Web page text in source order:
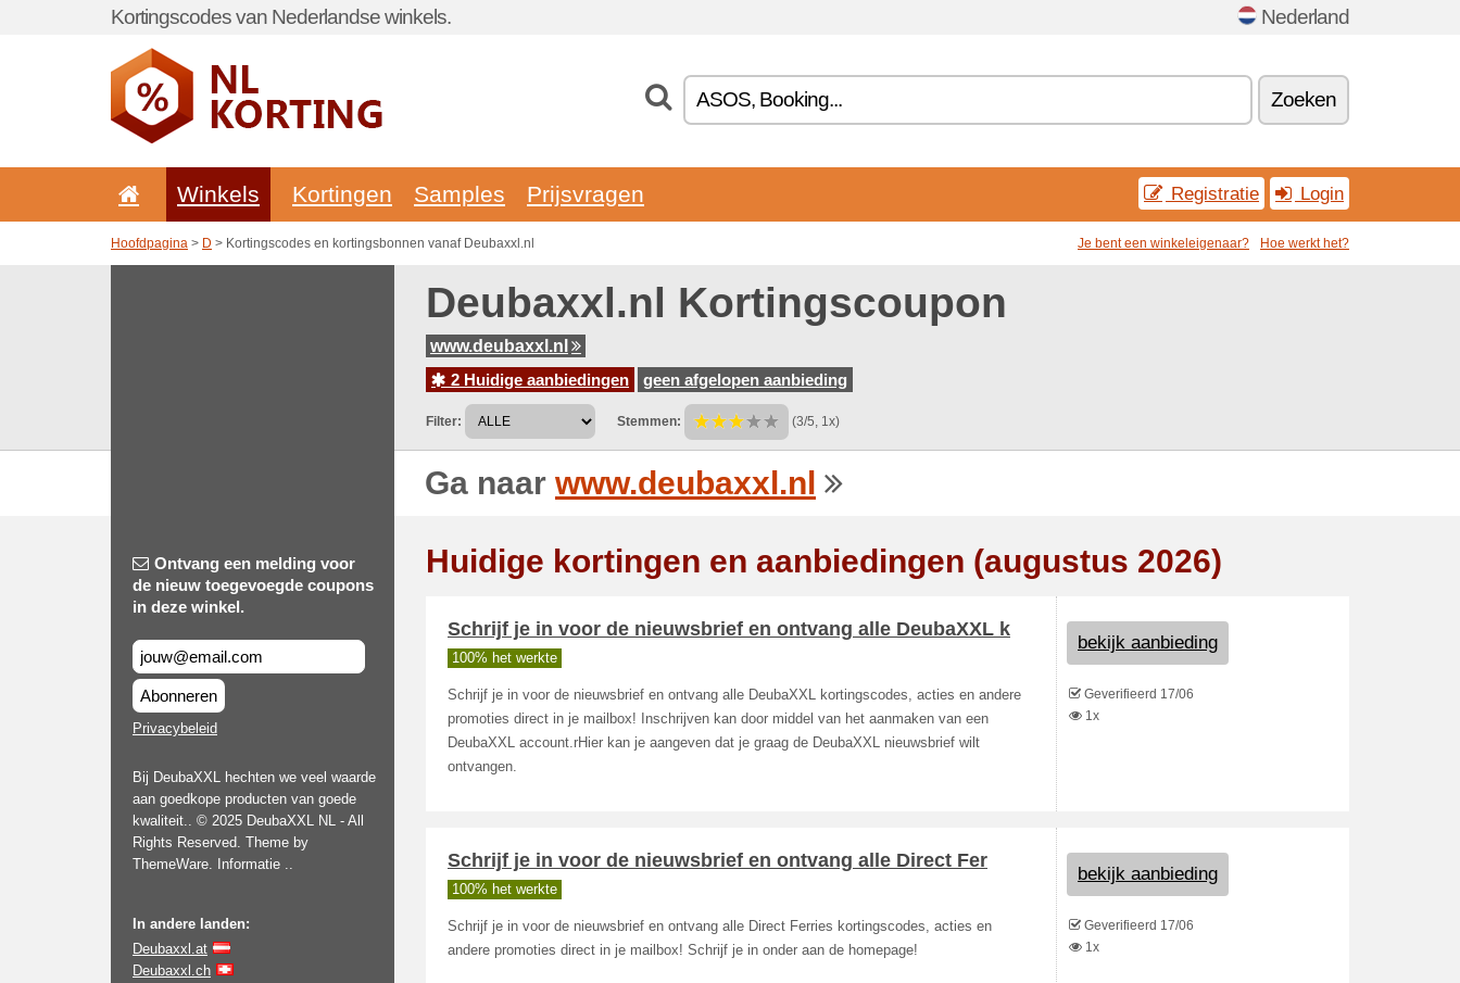
Kortingscodes van Nederlandse winkels. Nederland
Zoeken
Winkels Kortingen Samples Prijsvragen Registratie Login
Hoofdpagina > D > Kortingscodes en kortingsbonnen vanaf Deubaxxl.nl Je bent een winkeleigenaar? Hoe werkt het?
Deubaxxl.nl Kortingscoupon
www.deubaxxl.nl
2 Huidige aanbiedingen
geen afgelopen aanbieding
Filter: Stemmen: (3/5, 1x)
Ga naar www.deubaxxl.nl
Ontvang een melding voor
de nieuw toegevoegde coupons
in deze winkel.
Abonneren
Privacybeleid
Bij DeubaXXL hechten we veel waarde
aan goedkope producten van goede
kwaliteit.. © 2025 DeubaXXL NL - All
Rights Reserved. Theme by
ThemeWare. Informatie ..
In andere landen:
Deubaxxl.at
Deubaxxl.ch
Huidige kortingen en aanbiedingen (augustus 2026)
Schrijf je in voor de nieuwsbrief en ontvang alle DeubaXXL k
100% het werkte
Schrijf je in voor de nieuwsbrief en ontvang alle DeubaXXL kortingscodes, acties en andere
promoties direct in je mailbox! Inschrijven kan door middel van het aanmaken van een
DeubaXXL account.rHier kan je aangeven dat je graag de DeubaXXL nieuwsbrief wilt
ontvangen.
bekijk aanbieding
Geverifieerd 17/06
1x
Schrijf je in voor de nieuwsbrief en ontvang alle Direct Fer
100% het werkte
Schrijf je in voor de nieuwsbrief en ontvang alle Direct Ferries kortingscodes, acties en
andere promoties direct in je mailbox! Schrijf je in onder aan de homepage!
bekijk aanbieding
Geverifieerd 17/06
1x